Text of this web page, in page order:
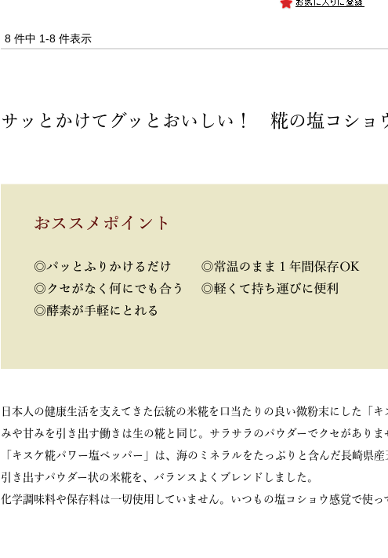
8 件中 1-8 件表示
サッとかけてグッとおいしい！ 糀の塩コショ
日本人の健康生活を支えてきた伝統の米糀を口当たりの良い微粉末にした「
みや甘みを引き出す働きは生の糀と同じ。サラサラのパウダーでクセがありま
「キスケ糀パワー塩ペッパー」は、海のミネラルをたっぷりと含んだ長崎県
引き出すパウダー状の米糀を、バランスよくブレンドしました。
化学調味料や保存料は一切使用していません。いつもの塩コショウ感覚で使っ